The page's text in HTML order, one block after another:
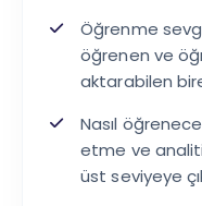
Öğrenme
öğrenen ve
aktarabilen
Nasıl
etme ve
üst seviyeye